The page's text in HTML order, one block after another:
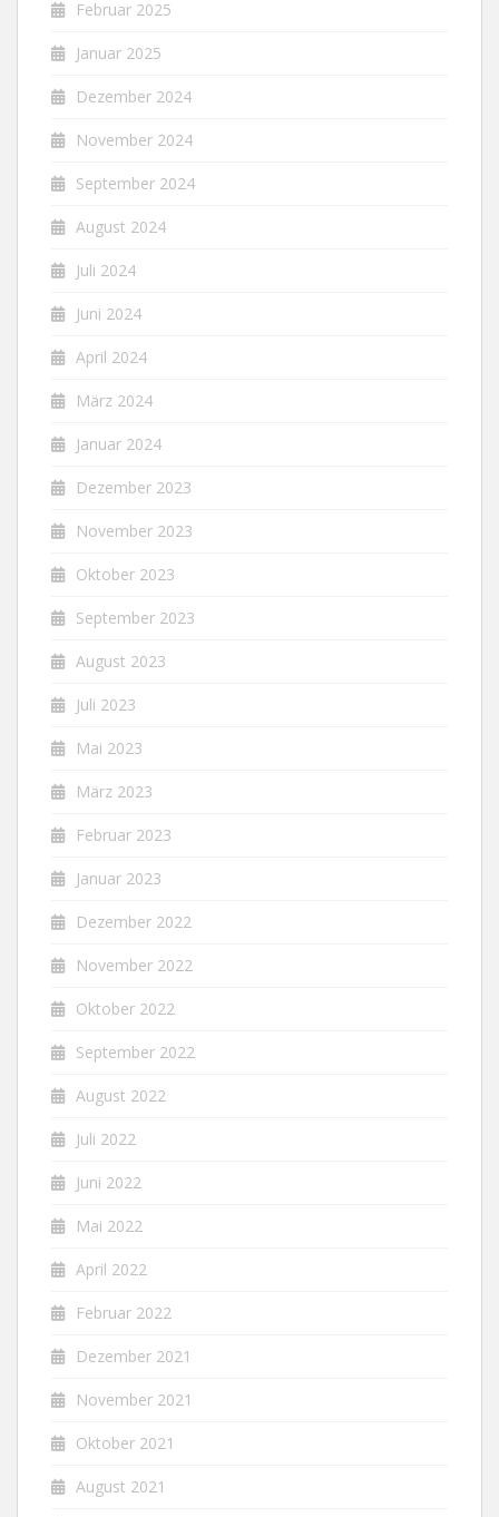
Februar 2025
Januar 2025
Dezember 2024
November 2024
September 2024
August 2024
Juli 2024
Juni 2024
April 2024
März 2024
Januar 2024
Dezember 2023
November 2023
Oktober 2023
September 2023
August 2023
Juli 2023
Mai 2023
März 2023
Februar 2023
Januar 2023
Dezember 2022
November 2022
Oktober 2022
September 2022
August 2022
Juli 2022
Juni 2022
Mai 2022
April 2022
Februar 2022
Dezember 2021
November 2021
Oktober 2021
August 2021